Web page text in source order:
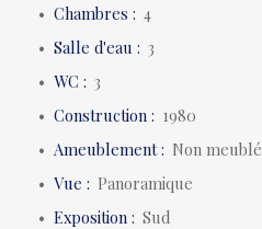
Chambres : 4
Salle d'eau : 3
WC : 3
Construction : 1980
Ameublement: Non meublé
Vue : Panoramique
Exposition : Sud